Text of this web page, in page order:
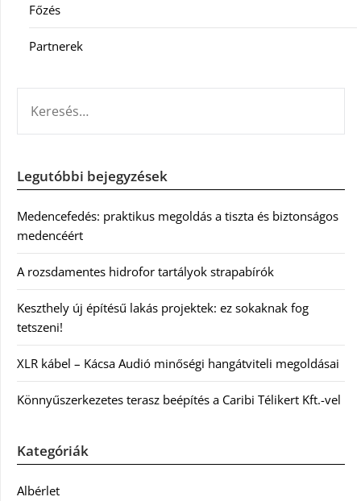
Főzés
Partnerek
Legutóbbi bejegyzések
Medencefedés: praktikus megoldás a tiszta és biztonságos
medencéért
A rozsdamentes hidrofor tartályok strapabírók
Keszthely új építésű lakás projektek: ez sokaknak fog
tetszeni!
XLR kábel – Kácsa Audió minőségi hangátviteli megoldásai
Könnyűszerkezetes terasz beépítés a Caribi Télikert Kft.-vel
Kategóriák
Albérlet